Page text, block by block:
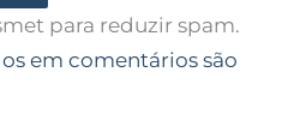
para reduzir spam.
em comentários são